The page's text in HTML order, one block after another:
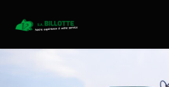
Travaux